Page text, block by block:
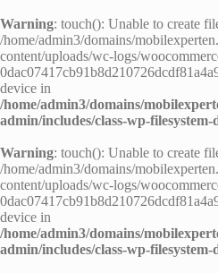
Warning: touch(): Unable to create
/home/admin3/domains/
content/uploads/wc-logs/
device in
/home/admin3/domains/
admin/includes/class-wp-
Warning: touch(): Unable to create
/home/admin3/domains/
content/uploads/wc-logs/
device in
/home/admin3/domains/
admin/includes/class-wp-